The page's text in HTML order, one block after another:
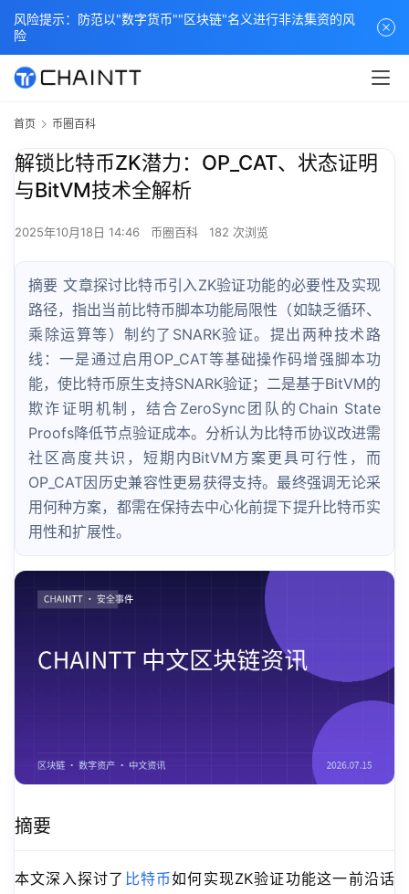
首页 币圈百科
解锁比特币ZK潜力：OP_CAT、状态证明
与BitVM技术全解析
2025年10月18日 14:46 币圈百科 182 次浏览
摘要 文章探讨比特币引入ZK验证功能的必要性及实现
路径，指出当前比特币脚本功能局限性（如缺乏循环、
乘除运算等）制约了SNARK验证。提出两种技术路
线：一是通过启用OP_CAT等基础操作码增强脚本功
能，使比特币原生支持SNARK验证；二是基于BitVM的
欺诈证明机制，结合ZeroSync团队的Chain State
Proofs降低节点验证成本。分析认为比特币协议改进需
社区高度共识，短期内BitVM方案更具可行性，而
OP_CAT因历史兼容性更易获得支持。最终强调无论采
用何种方案，都需在保持去中心化前提下提升比特币实
用性和扩展性。
摘要
本文深入探讨了 比特币如何实现ZK验证功能这一前沿话
风险提示：防范以"数字货币""区块链"名义进行非法集资的风
险